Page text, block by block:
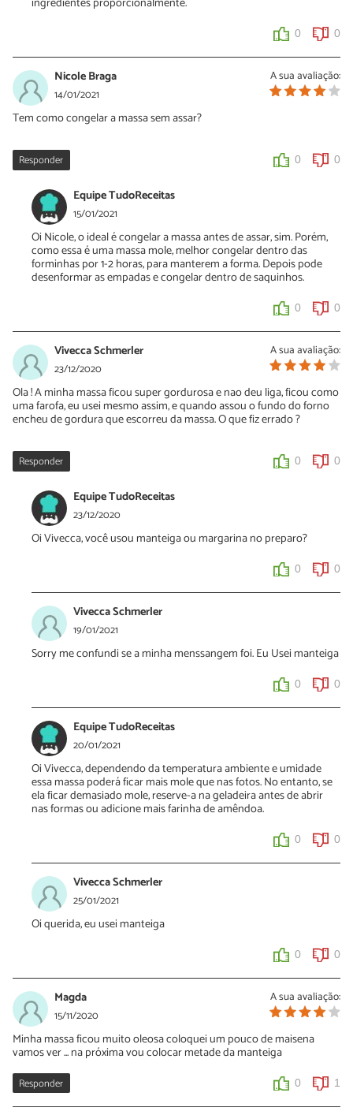
0 0
A sua avaliação:
Nicole Braga
14/01/2021
Tem como congelar a massa sem assar?
Responder 0 0
Equipe TudoReceitas
15/01/2021
Oi Nicole, o ideal é congelar a massa antes de assar, sim. Porém,
como essa é uma massa mole, melhor congelar dentro das
forminhas por 1-2 horas, para manterem a forma. Depois pode
desenformar as empadas e congelar dentro de saquinhos.
0 0
A sua avaliação:
Vivecca Schmerler
23/12/2020
Ola ! A minha massa ficou super gordurosa e nao deu liga, ficou como
uma farofa, eu usei mesmo assim, e quando assou o fundo do forno
encheu de gordura que escorreu da massa. O que fiz errado ?
Responder 0 0
Equipe TudoReceitas
23/12/2020
Oi Vivecca, você usou manteiga ou margarina no preparo?
0 0
Vivecca Schmerler
19/01/2021
Sorry me confundi se a minha menssangem foi. Eu Usei manteiga
0 0
Equipe TudoReceitas
20/01/2021
Oi Vivecca, dependendo da temperatura ambiente e umidade
essa massa poderá ficar mais mole que nas fotos. No entanto, se
ela ficar demasiado mole, reserve-a na geladeira antes de abrir
nas formas ou adicione mais farinha de amêndoa.
0 0
Vivecca Schmerler
25/01/2021
Oi querida, eu usei manteiga
0 0
A sua avaliação:
Magda
15/11/2020
Minha massa ficou muito oleosa coloquei um pouco de maisena
vamos ver ... na próxima vou colocar metade da manteiga
Responder 0 1